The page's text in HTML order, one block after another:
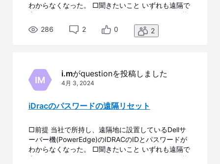
わからなくなった。 □聞きたいこと いずれも遠隔で
実行したいです。 ID及びパスワードがわからない状
態で、IDracのログインができるか。 あるいはパス
ワード及びIDのリセット方法
286 2 0 2
IM
i.mがquestionを投稿しました
4月 3, 2024
iDracのパスワードの遠隔リセット
□前提 当社で所持し、遠隔地に設置しているDellサ
ーバー機(PowerEdge)のIDRACのIDとパスワードが
わからなくなった。 □聞きたいこと いずれも遠隔で